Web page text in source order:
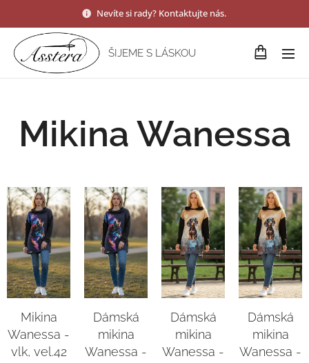
Nevíte si rady? Kontaktujte nás.
ŠIJEME S LÁSKOU
Mikina Wanessa
Mikina
Wanessa -
vlk, vel.42
Dámská
mikina
Wanessa -
Dámská
mikina
Wanessa -
Dámská
mikina
Wanessa -